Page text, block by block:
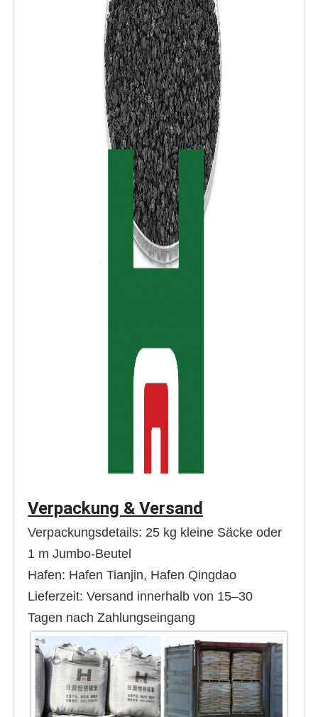
Verpackung & Versand
Verpackungsdetails: 25 kg kleine Säcke oder
1 m Jumbo-Beutel
Hafen: Hafen Tianjin, Hafen Qingdao
Lieferzeit: Versand innerhalb von 15–30
Tagen nach Zahlungseingang